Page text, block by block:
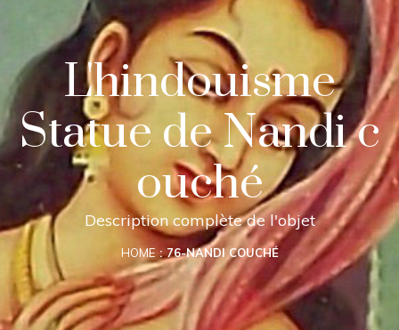
L'hindouisme
Statue de Nandi c
ouché
Description complète de l'objet
HOME 76-NANDI COUCHÉ